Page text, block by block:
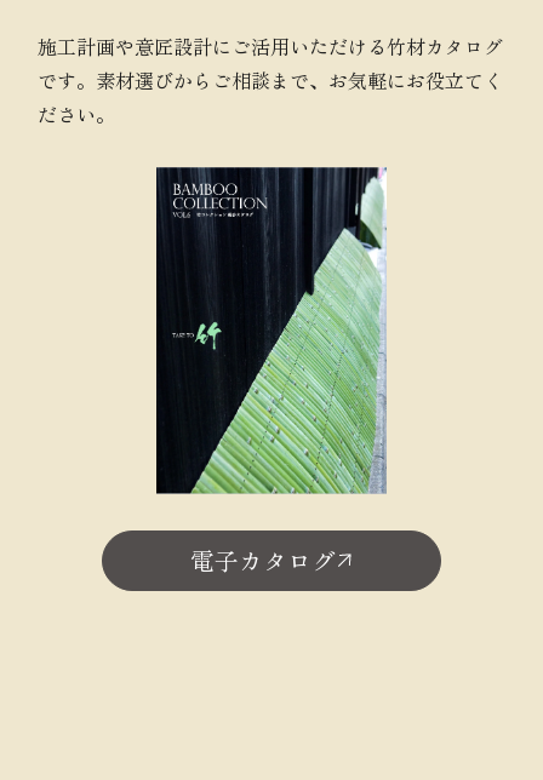
施工計画や意匠設計にご活用いただける竹材カタログ
です。素材選びからご相談まで、お気軽にお役立てく
ださい。
電子カタログ